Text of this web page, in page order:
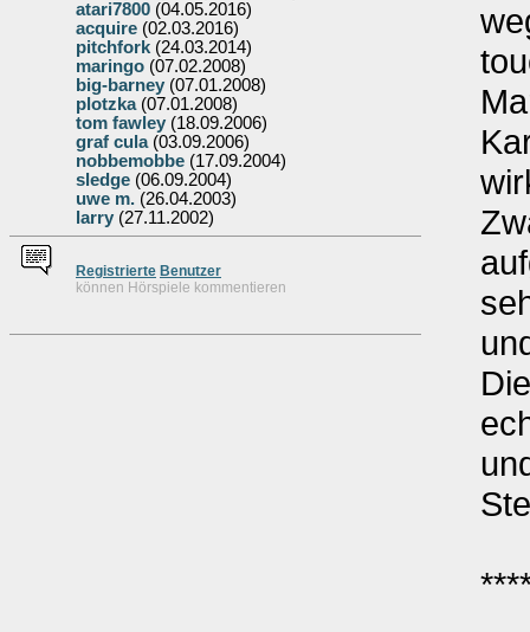
atari7800 (04.05.2016)
acquire (02.03.2016)
pitchfork (24.03.2014)
maringo (07.02.2008)
big-barney (07.01.2008)
plotzka(07.01.2008)
tom fawley (18.09.2006)
graf cula(03.09.2006)
nobbemobbe (17.09.2004)
sledge (06.09.2004)
uwe m. (26.04.2003)
larry (27.11.2002)
Registrierte Benutzer
können Hörspiele kommentieren